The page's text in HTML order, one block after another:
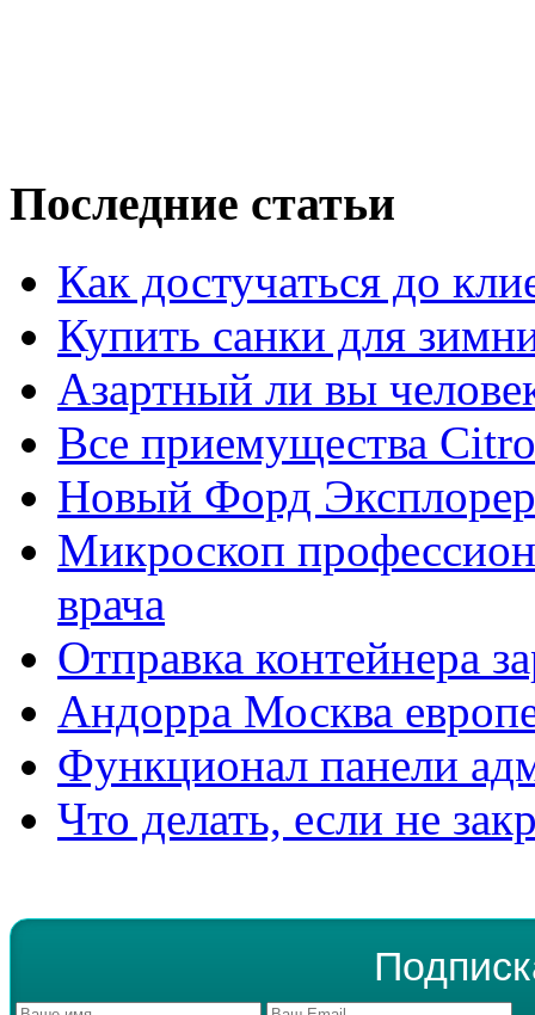
Последние статьи
Как достучаться до
Купить санки для
Азартный ли вы
Все приемущества
Новый Форд
Микроскоп
врача
Отправка контейнера
Андорра Москва
Функционал панели
Что делать, если не